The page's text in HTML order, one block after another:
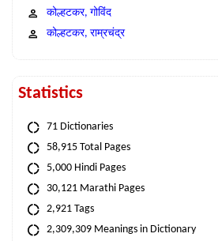
कोल्हटकर, गोविंद
कोल्हटकर, राम्रचंद्र
Statistics
71 Dictionaries
58,915 Total Pages
5,000 Hindi Pages
30,121 Marathi Pages
2,921 Tags
2,309,309 Meanings in Dictionary